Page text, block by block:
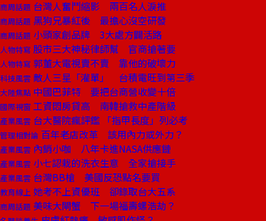
商周話題 台灣人奮鬥縮影 兩百名人淚推
商周話題 黑狗兄暴紅後 最擔心沒空研發
商周話題 小頭家創品牌 3大處方闢活路
人物特寫 股市三大神秘律師幫 官商搶著要
人物特寫 郭董大電視賣不賣 靠他的破壞力
科技風雲 敵人三星「灌單」 台積電旺到第三季
大陸焦點 中國巴菲特 要把台商營收變十倍
國際視窗 工資悶房貸高 南韓搶救中產階級
產業風雲 台大醫院瘋評鑑 「指甲長度」列必考
管理相對論 百年老店改革 該用內力或外力？
產業風雲 內銷小咖 八年卡進NASA供應鏈
產業風雲 小七認栽的洗衣生意 全家搶接手
產業風雲 台灣BB槍 美國反恐點名要買
教育線上 她考不上資優班 卻錄取台大五系
商周話題 美味大閘蟹 下一場福壽螺浩劫？